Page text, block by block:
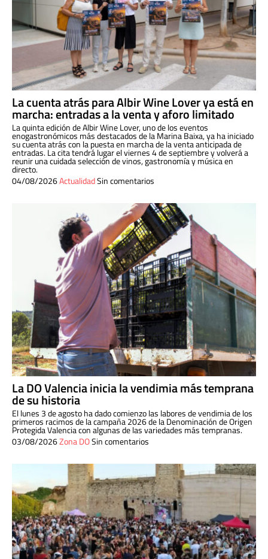
La cuenta atrás para Albir Wine Lover ya está en
marcha: entradas a la venta y aforo limitado
La quinta edición de Albir Wine Lover, uno de los eventos
enogastronómicos más destacados de la Marina Baixa, ya ha iniciado
su cuenta atrás con la puesta en marcha de la venta anticipada de
entradas. La cita tendrá lugar el viernes 4 de septiembre y volverá a
reunir una cuidada selección de vinos, gastronomía y música en
directo.
04/08/2026ActualidadSin comentarios
La DO Valencia inicia la vendimia más temprana
de su historia
El lunes 3 de agosto ha dado comienzo las labores de vendimia de los
primeros racimos de la campaña 2026 de la Denominación de Origen
Protegida Valencia con algunas de las variedades más tempranas.
03/08/2026Zona DOSin comentarios